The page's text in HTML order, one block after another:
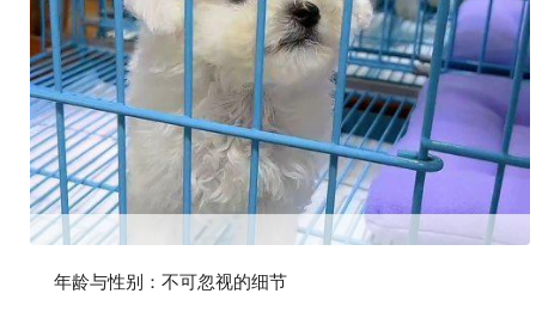
年龄与性别：不可忽视的细节